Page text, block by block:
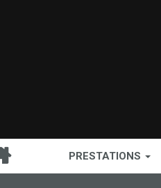
PRESTATIONS